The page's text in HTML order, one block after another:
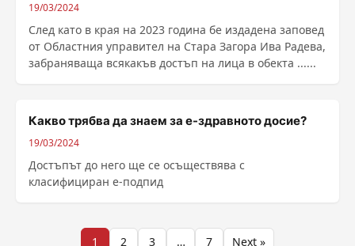
19/03/2024
След като в края на 2023 година бе издадена заповед
от Областния управител на Стара Загора Ива Радева,
забраняваща всякакъв достъп на лица в обекта ......
Какво трябва да знаем за е-здравното досие?
19/03/2024
Достъпът до него ще се осъществява с
класифициран е-подпид
1 2 3 … 7 Next »